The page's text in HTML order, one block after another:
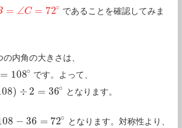
= ∠C = 72∘
= ∠ C=72 ∘
であることを確認してみま
内角の大きさは、
= 108∘ です。よって、
) ÷ 2 = 36∘
36∘ となります。
− 36 = 72∘
36= 72 ∘ となります。対称性より、